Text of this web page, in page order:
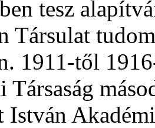
tesz
Társulat
1911-től
Társaság
István